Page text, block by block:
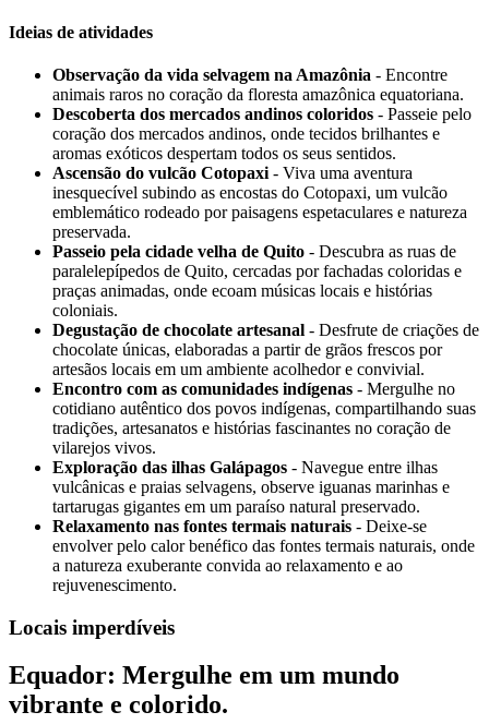
Ideias de atividades
Observação da vida selvagem na Amazônia - Encontre
animais raros no coração da floresta amazônica equatoriana.
Descoberta dos mercados andinos coloridos - Passeie pelo
coração dos mercados andinos, onde tecidos brilhantes e
aromas exóticos despertam todos os seus sentidos.
Ascensão do vulcão Cotopaxi - Viva uma aventura
inesquecível subindo as encostas do Cotopaxi, um vulcão
emblemático rodeado por paisagens espetaculares e natureza
preservada.
Passeio pela cidade velha de Quito - Descubra as ruas de
paralelepípedos de Quito, cercadas por fachadas coloridas e
praças animadas, onde ecoam músicas locais e histórias
coloniais.
Degustação de chocolate artesanal - Desfrute de criações de
chocolate únicas, elaboradas a partir de grãos frescos por
artesãos locais em um ambiente acolhedor e convivial.
Encontro com as comunidades indígenas - Mergulhe no
cotidiano autêntico dos povos indígenas, compartilhando suas
tradições, artesanatos e histórias fascinantes no coração de
vilarejos vivos.
Exploração das ilhas Galápagos - Navegue entre ilhas
vulcânicas e praias selvagens, observe iguanas marinhas e
tartarugas gigantes em um paraíso natural preservado.
Relaxamento nas fontes termais naturais - Deixe-se
envolver pelo calor benéfico das fontes termais naturais, onde
a natureza exuberante convida ao relaxamento e ao
rejuvenescimento.
Locais imperdíveis
Equador: Mergulhe em um mundo
vibrante e colorido.